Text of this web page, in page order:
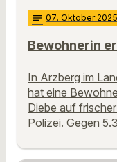
notes 07. Oktober
Bewohnerin
In Arzberg im
hat eine
Diebe auf
Polizei. Gegen